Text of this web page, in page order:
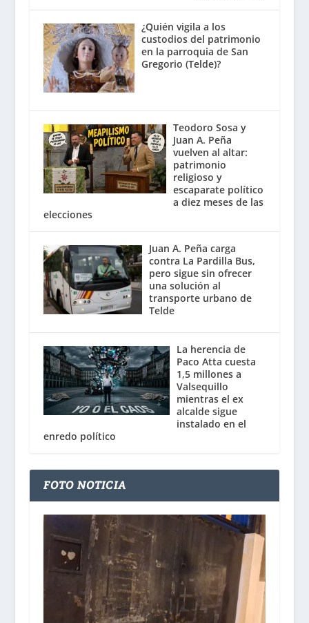
¿Quién vigila a los
custodios del patrimonio
en la parroquia de San
Gregorio (Telde)?
Teodoro Sosa y
Juan A. Peña
vuelven al altar:
patrimonio
religioso y
escaparate político
a diez meses de las
elecciones
Juan A. Peña carga
contra La Pardilla Bus,
pero sigue sin ofrecer
una solución al
transporte urbano de
Telde
La herencia de
Paco Atta cuesta
1,5 millones a
Valsequillo
mientras el ex
alcalde sigue
instalado en el
enredo político
FOTO NOTICIA